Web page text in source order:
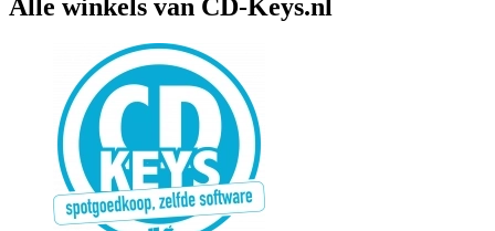
Alle winkels van CD-Keys.nl